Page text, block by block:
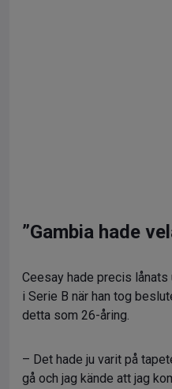
”Gambia hade
Ceesay hade precis lånats
i Serie B när han tog
detta som 26-åring.
– Det hade ju varit på
gå och jag kände att jag